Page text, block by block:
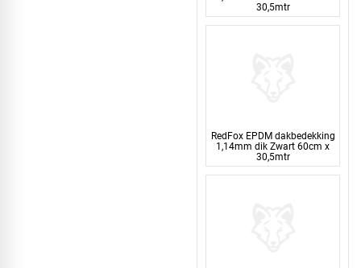
30,5mtr
RedFox EPDM dakbedekking
1,14mm dik Zwart 60cm x
30,5mtr